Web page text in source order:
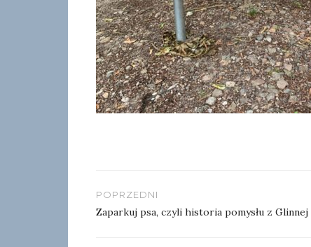
Nawigacja
wpisu
POPRZEDNI
Zaparkuj psa, czyli historia pomysłu z Glinnej